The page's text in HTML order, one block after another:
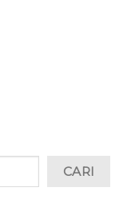
CARI